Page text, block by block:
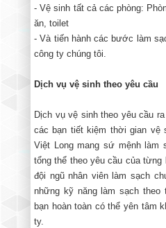
- Vệ sinh tất cả các phòng:
ăn, toilet
- Và tiến hành các bước làm
công ty chúng tôi.
Dịch vụ vệ sinh theo yêu cầu
Dịch vụ vệ sinh theo yêu cầu
các bạn tiết kiệm thời gian vệ
Việt Long mang sứ mệnh làm
tổng thể theo yêu cầu của từng
đội ngũ nhân viên làm sạch
những kỹ năng làm sạch
bạn hoàn toàn có thể yên tâm
ty.